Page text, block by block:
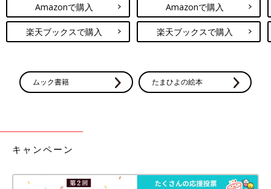
Amazonで購入
楽天ブックスで購入
Amazonで購入
楽天ブックスで購入
ムック書籍 たまひよの絵本
キャンペーン